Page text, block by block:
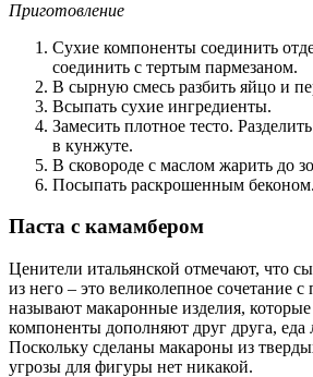
Приготовление
Сухие компоненты соединить
соединить с тертым пармезаном.
В сырную смесь разбить яйцо и
Всыпать сухие ингредиенты.
Замесить плотное тесто.
в кунжуте.
В сковороде с маслом жарить до
Посыпать раскрошенным беконом.
Паста с камамбером
Ценители итальянской отмечают, что
из него – это великолепное сочетание
называют макаронные изделия,
компоненты дополняют друг друга, еда
Поскольку сделаны макароны из
угрозы для фигуры нет никакой.